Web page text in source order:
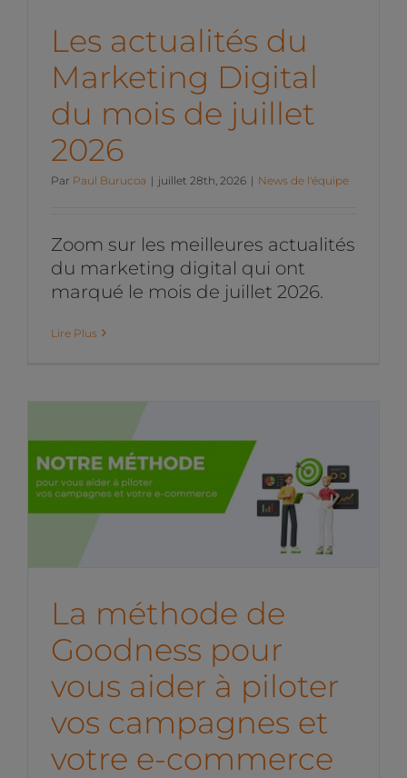
Les actualités du
Marketing Digital
du mois de juillet
2026
Par Paul Burucoa | juillet 28th, 2026 | News de l'équipe
Zoom sur les meilleures actualités
du marketing digital qui ont
marqué le mois de juillet 2026.
Lire Plus
La méthode de Goodness
pour vous aider à piloter
vos campagnes et votre e-
La méthode de
Goodness pour
vous aider à piloter
vos campagnes et
votre e-commerce